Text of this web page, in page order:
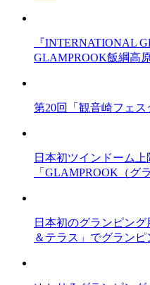
『INTERNATIONAL
GLAMPROOK飯綱高
第20回「観音崎フェ
日本初ツインドーム
「GLAMPROOK（グ
日本初のグランピン
＆テラス」でグランピ